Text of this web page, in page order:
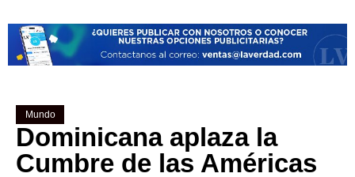
Mundo
Dominicana aplaza la
Cumbre de las Américas